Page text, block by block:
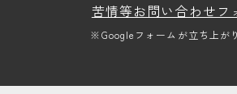
苦情等お問い合わせフ
※Googleフォームが立ち上が